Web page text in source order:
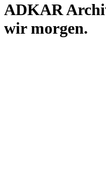
ADKAR
wir morgen.